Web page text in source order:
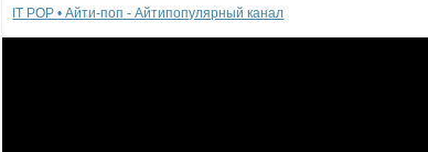
IT POP • Айти-поп - Айтипопулярный канал